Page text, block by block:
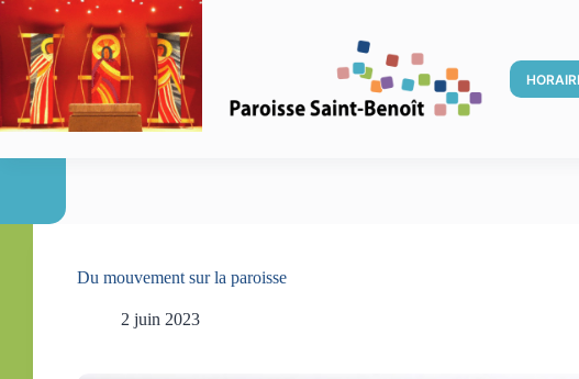
Passer
contenu
Du mouvement sur la paroisse
2 juin 2023